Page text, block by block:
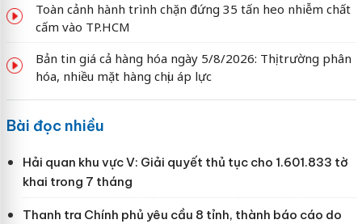
Toàn cảnh hành trình chặn đứng 35 tấn heo nhiễm chất
cấm vào TP.HCM
Bản tin giá cả hàng hóa ngày 5/8/2026: Thị trường phân
hóa, nhiều mặt hàng chịu áp lực
Bài đọc nhiều
Hải quan khu vực V: Giải quyết thủ tục cho 1.601.833 tờ
khai trong 7 tháng
Thanh tra Chính phủ yêu cầu 8 tỉnh, thành báo cáo do